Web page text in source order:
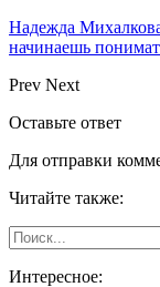
Надежда
начинаешь
Prev Next
Оставьте ответ
Для отправки
Читайте также:
Интересное: